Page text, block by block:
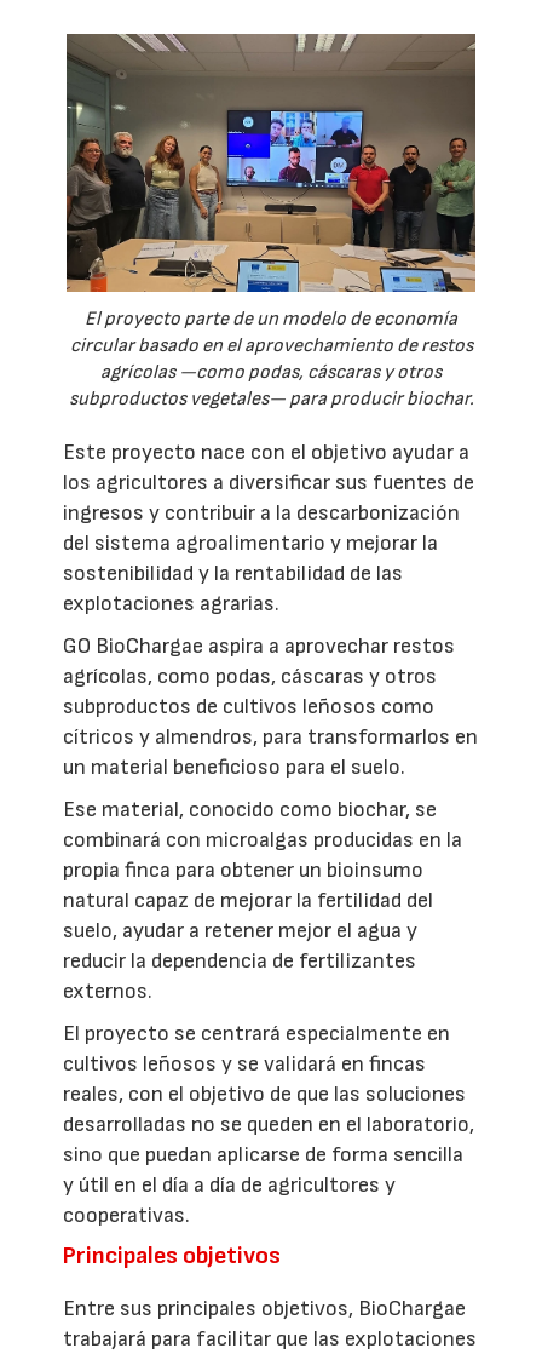
El proyecto parte de un modelo de economía
circular basado en el aprovechamiento de restos
agrícolas —como podas, cáscaras y otros
subproductos vegetales— para producir biochar.
Este proyecto nace con el objetivo ayudar a
los agricultores a diversificar sus fuentes de
ingresos y contribuir a la descarbonización
del sistema agroalimentario y mejorar la
sostenibilidad y la rentabilidad de las
explotaciones agrarias.
GO BioChargae aspira a aprovechar restos
agrícolas, como podas, cáscaras y otros
subproductos de cultivos leñosos como
cítricos y almendros, para transformarlos en
un material beneficioso para el suelo.
Ese material, conocido como biochar, se
combinará con microalgas producidas en la
propia finca para obtener un bioinsumo
natural capaz de mejorar la fertilidad del
suelo, ayudar a retener mejor el agua y
reducir la dependencia de fertilizantes
externos.
El proyecto se centrará especialmente en
cultivos leñosos y se validará en fincas
reales, con el objetivo de que las soluciones
desarrolladas no se queden en el laboratorio,
sino que puedan aplicarse de forma sencilla
y útil en el día a día de agricultores y
cooperativas.
Principales objetivos
Entre sus principales objetivos, BioChargae
trabajará para facilitar que las explotaciones